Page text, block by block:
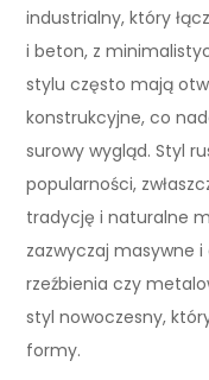
industrialny, który
i beton, z
stylu często mają
konstrukcyjne, co
surowy wygląd. Styl
popularności,
tradycję i naturalne
zazwyczaj masywne
rzeźbienia czy
styl nowoczesny,
formy.